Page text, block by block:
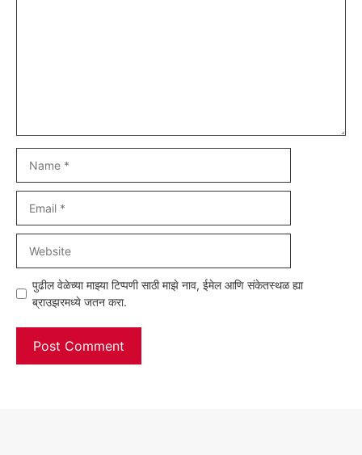
पुढील वेळेच्या माझ्या टिप्पणी साठी माझे नाव, ईमेल आणि संकेतस्थळ ह्या
ब्राउझरमध्ये जतन करा.